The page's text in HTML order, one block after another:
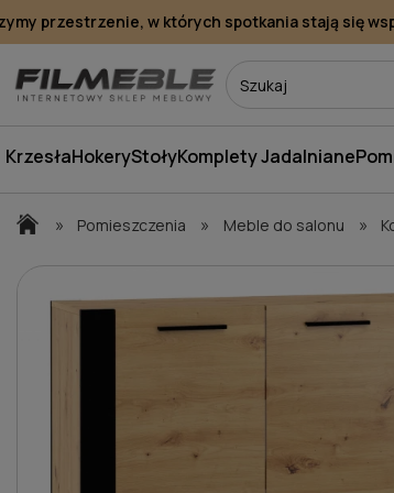
przestrzenie, w których spotkania stają się
KrzesłaHokeryStołyKomplety Jadalniane
» Pomieszczenia » Meble do salonu »